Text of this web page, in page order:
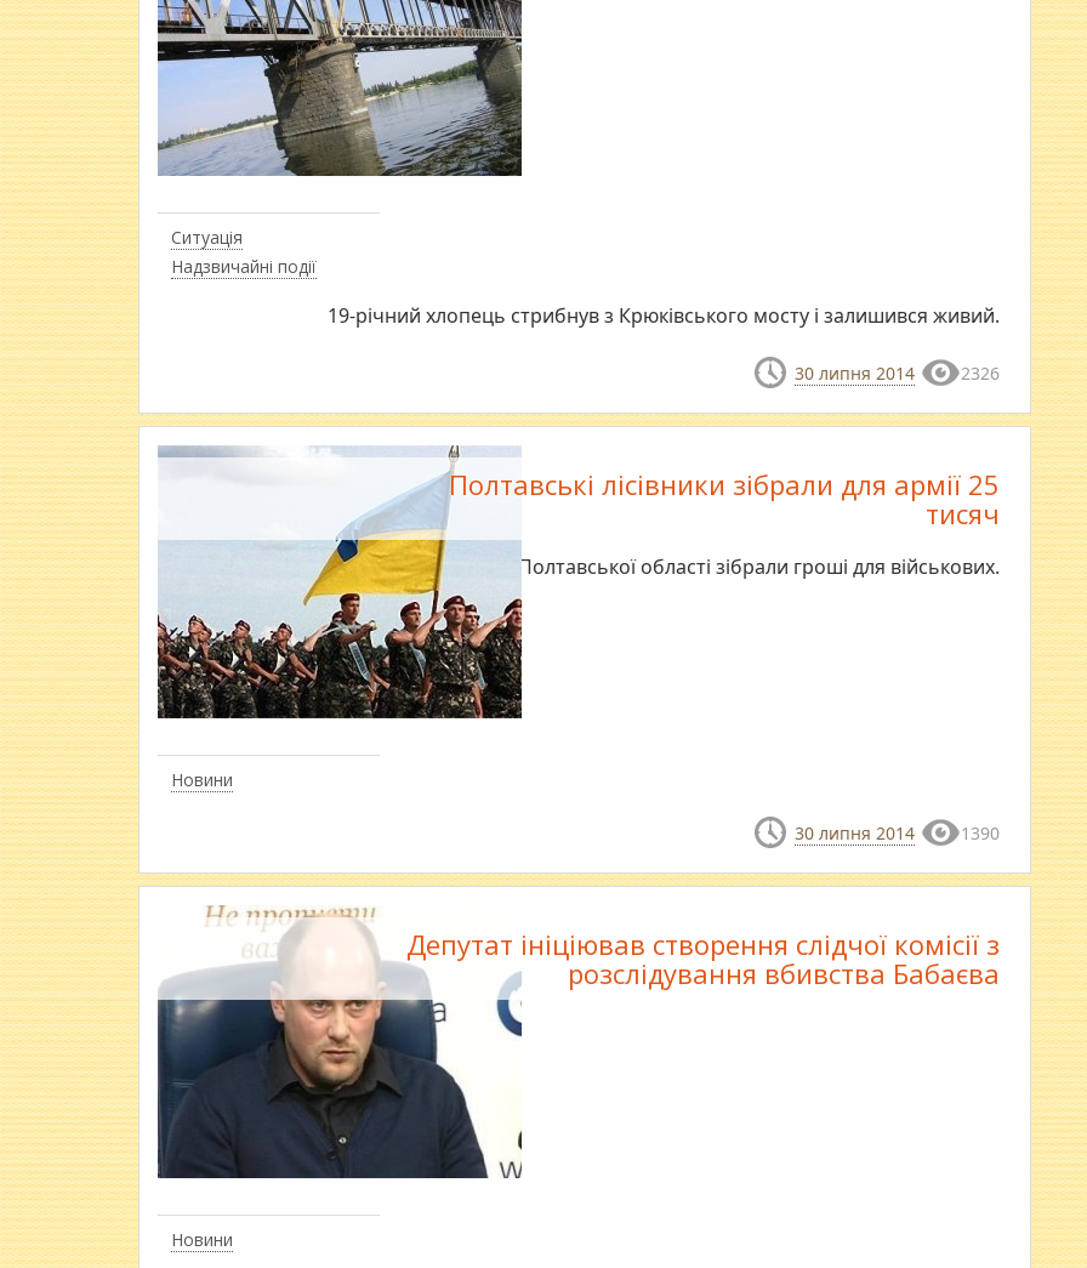
Ситуація
Надзвичайні події
19-річний хлопець стрибнув з Крюківського мосту і залишився живий.
30 липня 2014 2326
Новини
Полтавські лісівники зібрали для армії 25
тисяч
​Лісівники Полтавської області зібрали гроші для військових.
30 липня 2014 1390
Новини
Депутат ініціював створення слідчої комісії з
розслідування вбивства Бабаєва